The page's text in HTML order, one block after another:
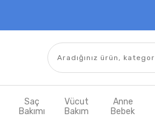
Saç
Bakımı
Vücut
Bakım
Anne
Bebek